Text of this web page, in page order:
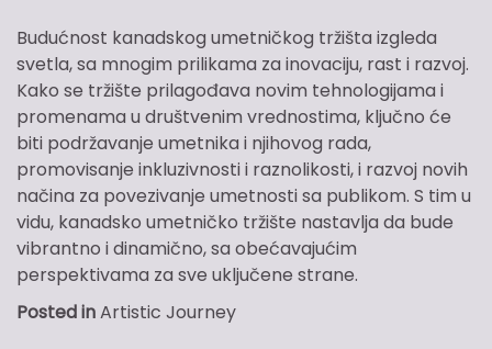
Budućnost kanadskog umetničkog tržišta izgleda
svetla, sa mnogim prilikama za inovaciju, rast i razvoj.
Kako se tržište prilagođava novim tehnologijama i
promenama u društvenim vrednostima, ključno će
biti podržavanje umetnika i njihovog rada,
promovisanje inkluzivnosti i raznolikosti, i razvoj novih
načina za povezivanje umetnosti sa publikom. S tim u
vidu, kanadsko umetničko tržište nastavlja da bude
vibrantno i dinamično, sa obećavajućim
perspektivama za sve uključene strane.
Posted inArtistic Journey